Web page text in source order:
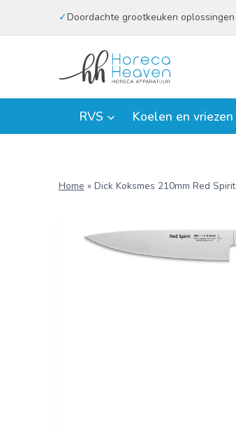
Doordachte grootkeuken oplossingen
RVS Koelen en vriezen
Home » Dick Koksmes 210mm Red Spirit